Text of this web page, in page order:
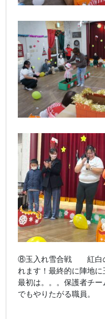
⑧玉入れ雪合戦 紅白の
れます！最終的に陣地に
最初は。。。保護者チ
でもやりたがる職員。